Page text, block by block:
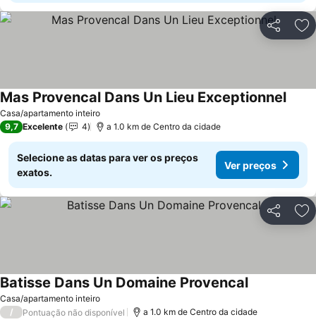
Partilhar
Casa/apartamento inteiro
Mas Provencal Dans Un Lieu ExceptionnelVer
9,7 Excelente 4 a 1.0 km de Centro da cidade
Selecione as datas para ver os preços
exatos.
Ver preços
Partilhar
Casa/apartamento inteiro
Batisse Dans Un Domaine ProvencalVer preços
/ Pontuação não disponível a 1.0 km de Centro da cidade